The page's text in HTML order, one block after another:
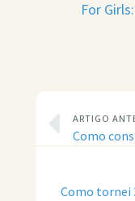
For
ARTIGO
Como
Como tornei